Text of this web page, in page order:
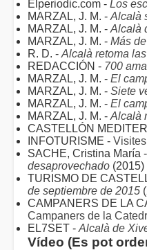
Elperiodic.com - Los
MARZAL, J. M. - Alcalà
MARZAL, J. M. - Alcalà
MARZAL, J. M. - Más
R. D. - Alcalà retoma
REDACCIÓN - 700
MARZAL, J. M. - El
MARZAL, J. M. - Siete
MARZAL, J. M. - El
MARZAL, J. M. - Alcalà
CASTELLÓN
INFOTURISME -
SACHE, Cristina María -
desaprovechado (2015)
TURISMO DE
de septiembre de 2015
CAMPANERS DE LA
Campaners de la
EL7SET - Alcalà de
Vídeo (Es pot